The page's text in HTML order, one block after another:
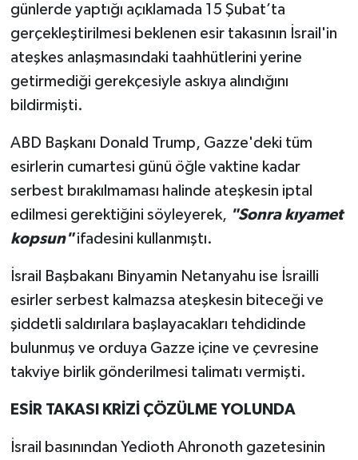
günlerde yaptığı açıklamada 15 Şubat’ta
gerçekleştirilmesi beklenen esir takasının İsrail'in
ateşkes anlaşmasındaki taahhütlerini yerine
getirmediği gerekçesiyle askıya alındığını
bildirmişti.
ABD Başkanı Donald Trump, Gazze'deki tüm
esirlerin cumartesi günü öğle vaktine kadar
serbest bırakılmaması halinde ateşkesin iptal
edilmesi gerektiğini söyleyerek, "Sonra kıyamet
kopsun"ifadesini kullanmıştı.
İsrail Başbakanı Binyamin Netanyahu ise İsrailli
esirler serbest kalmazsa ateşkesin biteceği ve
şiddetli saldırılara başlayacakları tehdidinde
bulunmuş ve orduya Gazze içine ve çevresine
takviye birlik gönderilmesi talimatı vermişti.
ESİR TAKASI KRİZİ ÇÖZÜLME YOLUNDA
İsrail basınından Yedioth Ahronoth gazetesinin